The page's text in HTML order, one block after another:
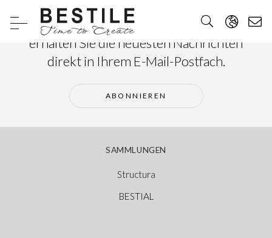
Abonnieren Sie unseren Newsletter und
erhalten Sie die neuesten Nachrichten
direkt in Ihrem E-Mail-Postfach.
ABONNIEREN
SAMMLUNGEN
Structura
BESTIAL